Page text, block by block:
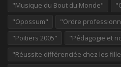
"Musique du Bout du Monde"
"Opossum"
"Ordre
"Poitiers 2005"
"Pédagogie et
"Réussite différenciée chez les